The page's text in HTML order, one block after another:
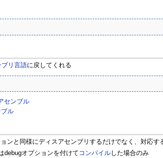
ブリ言語に戻してくれる
センブル
ル
ンと同様にディスアセンブリするだけでなく、対応す
debugオプションを付けて コンパイルした場合のみ